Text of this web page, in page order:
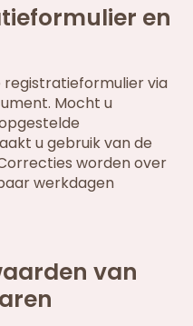
en
via
Mocht u
u gebruik van de
worden over
werkdagen
van